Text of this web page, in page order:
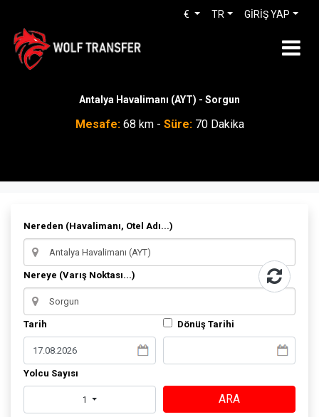
GİRİŞ YAP
TR
€
Antalya Havalimanı (AYT) - Sorgun
Mesafe:68 km - Süre:70 Dakika
Nereden (Havalimanı, Otel Adı...)
Nereye (Varış Noktası...)
Tarih Dönüş Tarihi
Yolcu Sayısı
1 ARA